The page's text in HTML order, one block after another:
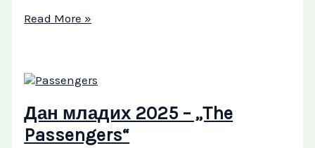
Read More »
Дан младих 2025 – „The
Passengers“